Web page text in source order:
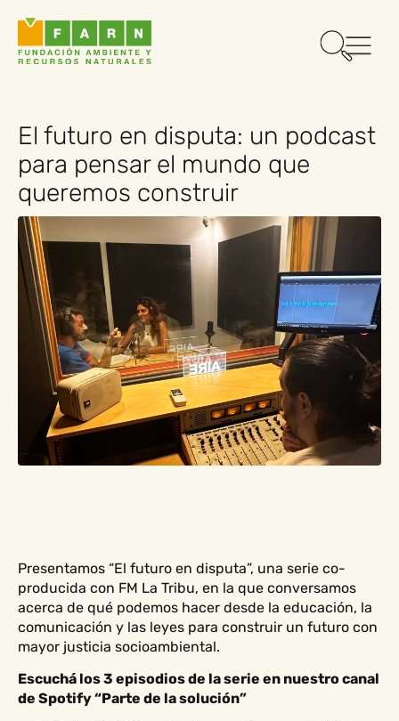
El futuro en disputa: un podcast
para pensar el mundo que
queremos construir
Presentamos “El futuro en disputa”, una serie co-
producida con FM La Tribu, en la que conversamos
acerca de qué podemos hacer desde la educación, la
comunicación y las leyes para construir un futuro con
mayor justicia socioambiental.
Escuchá los 3 episodios de la serie en nuestro canal
de Spotify “Parte de la solución”